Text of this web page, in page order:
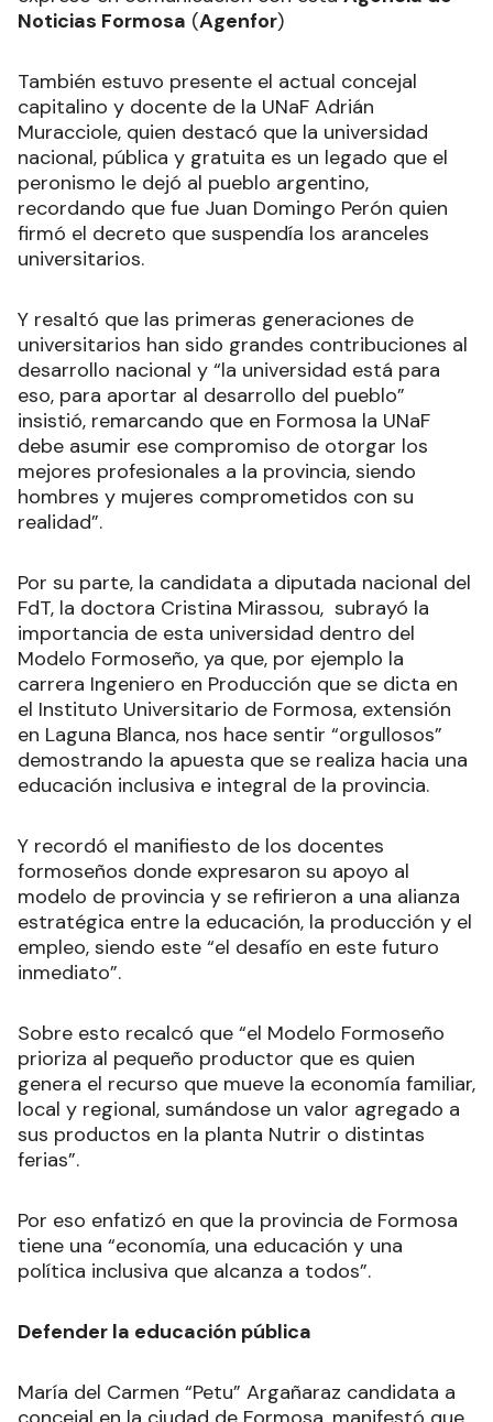
Noticias Formosa (Agenfor)
También estuvo presente el actual concejal
capitalino y docente de la UNaF Adrián
Muracciole, quien destacó que la universidad
nacional, pública y gratuita es un legado que el
peronismo le dejó al pueblo argentino,
recordando que fue Juan Domingo Perón quien
firmó el decreto que suspendía los aranceles
universitarios.
Y resaltó que las primeras generaciones de
universitarios han sido grandes contribuciones al
desarrollo nacional y “la universidad está para
eso, para aportar al desarrollo del pueblo”
insistió, remarcando que en Formosa la UNaF
debe asumir ese compromiso de otorgar los
mejores profesionales a la provincia, siendo
hombres y mujeres comprometidos con su
realidad”.
Por su parte, la candidata a diputada nacional del
FdT, la doctora Cristina Mirassou, subrayó la
importancia de esta universidad dentro del
Modelo Formoseño, ya que, por ejemplo la
carrera Ingeniero en Producción que se dicta en
el Instituto Universitario de Formosa, extensión
en Laguna Blanca, nos hace sentir “orgullosos”
demostrando la apuesta que se realiza hacia una
educación inclusiva e integral de la provincia.
Y recordó el manifiesto de los docentes
formoseños donde expresaron su apoyo al
modelo de provincia y se refirieron a una alianza
estratégica entre la educación, la producción y el
empleo, siendo este “el desafío en este futuro
inmediato”.
Sobre esto recalcó que “el Modelo Formoseño
prioriza al pequeño productor que es quien
genera el recurso que mueve la economía familiar,
local y regional, sumándose un valor agregado a
sus productos en la planta Nutrir o distintas
ferias”.
Por eso enfatizó en que la provincia de Formosa
tiene una “economía, una educación y una
política inclusiva que alcanza a todos”.
Defender la educación pública
María del Carmen “Petu” Argañaraz candidata a